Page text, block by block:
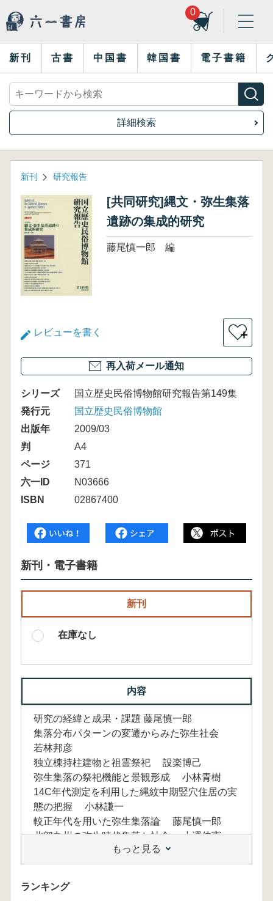
0
新刊 古書 中国書 韓国書 電子書籍
詳細検索
新刊 研究報告
[共同研究]縄文・弥生集落
遺跡の集成的研究
藤尾慎一郎 編
レビューを書く ＋
再入荷メール通知
シリーズ
国立歴史民俗博物館研究報告第149集
発行元
国立歴史民俗博物館
出版年
2009/03
判
A4
ページ
371
六一ID
N03666
ISBN
02867400
新刊・電子書籍
新刊
在庫なし
内容
研究の経緯と成果・課題 藤尾慎一郎
集落分布パターンの変遷からみた弥生社会
若林邦彦
独立棟持柱建物と祖霊祭祀 設楽博己
弥生集落の祭祀機能と景観形成 小林青樹
14C年代測定を利用した縄紋中期竪穴住居の実
態の把握 小林謙一
較正年代を用いた弥生集落論 藤尾慎一郎
北部九州の弥生時代集落と社会 小澤佳憲
松山平野における弥生社会の展開 柴田昌児
山陰地方の弥生集落像 濱田竜彦
山陰の弥生都市 広瀬和雄
伊勢湾周辺地域における弥生大規模集落と地域
もっと見る
ランキング